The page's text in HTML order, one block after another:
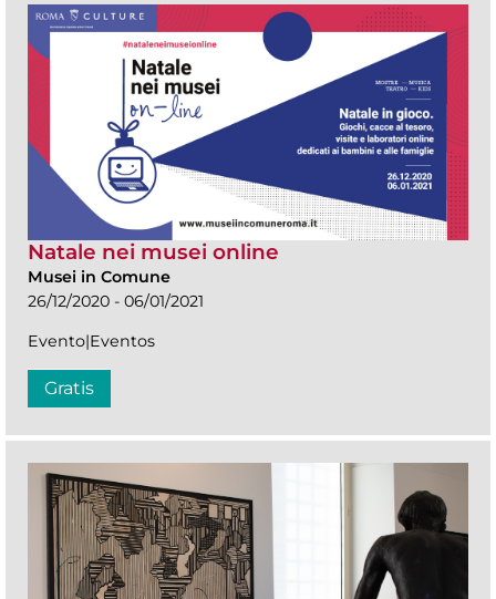
Natale nei musei online
Musei in Comune
26/12/2020 - 06/01/2021
Evento|Eventos
Gratis